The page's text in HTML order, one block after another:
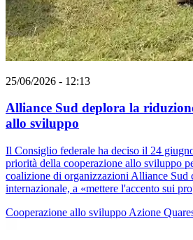
25/06/2026 - 12:13
Alliance Sud deplora la
allo sviluppo
Il Consiglio federale ha deciso il 24
priorità della cooperazione allo sviluppo
coalizione di organizzazioni Alliance Sud
internazionale, a «mettere l'accento sui
Cooperazione allo sviluppo Azione